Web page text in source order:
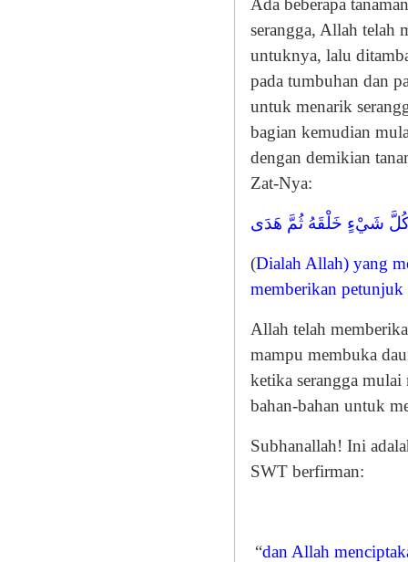
Ada beberapa
serangga, Allah telah
untuknya, lalu
pada tumbuhan dan
untuk menarik
bagian kemudian
dengan demikian
Zat-Nya:
شَيْءٍ خَلْقَهُ ثُمَّ هَدَى
(Dialah Allah) yang
memberikan petunjuk
Allah telah
mampu membuka
ketika serangga
bahan-bahan untuk
Subhanallah! Ini
SWT berfirman:
“dan Allah